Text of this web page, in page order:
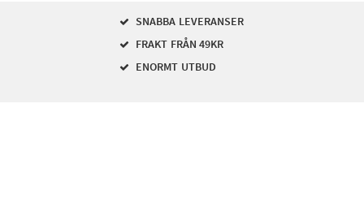
SNABBA LEVERANSER
FRAKT FRÅN 49KR
ENORMT UTBUD